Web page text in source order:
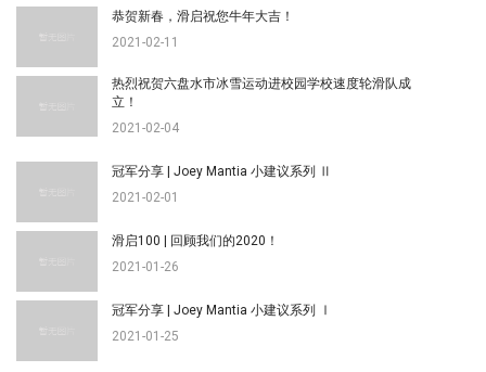
恭贺新春，滑启祝您牛年大吉！
2021-02-11
热烈祝贺六盘水市冰雪运动进校园学校速度轮滑队成
立！
2021-02-04
冠军分享 | Joey Mantia 小建议系列 Ⅱ
2021-02-01
滑启100 | 回顾我们的2020！
2021-01-26
冠军分享 | Joey Mantia 小建议系列 Ⅰ
2021-01-25